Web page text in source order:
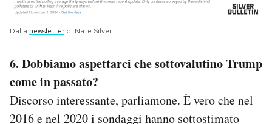
Dalla newsletter di Nate Silver.
6. Dobbiamo aspettarci che sottovalutino Trump
come in passato?
Discorso interessante, parliamone. È vero che nel
2016 e nel 2020 i sondaggi hanno sottostimato